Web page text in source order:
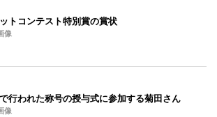
トコンテスト特別賞の賞状
像
行われた称号の授与式に参加する菊田さん
像